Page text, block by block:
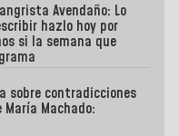
Avendaño: Lo
hazlo hoy por
si la semana que
sobre contradicciones
Machado: